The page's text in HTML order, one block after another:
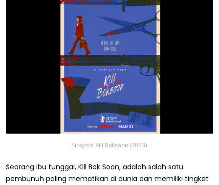
Sinopsis Kill Boksoon (2023)
Seorang ibu tunggal, Kill Bok Soon, adalah salah satu
pembunuh paling mematikan di dunia dan memiliki tingkat